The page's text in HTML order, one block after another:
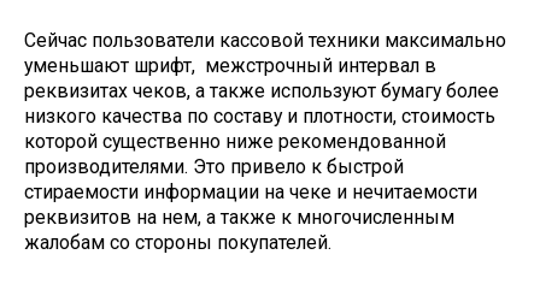
Сейчас пользователи кассовой техники максимально
уменьшают шрифт, межстрочный интервал в
реквизитах чеков, а также используют бумагу более
низкого качества по составу и плотности, стоимость
которой существенно ниже рекомендованной
производителями. Это привело к быстрой
стираемости информации на чеке и нечитаемости
реквизитов на нем, а также к многочисленным
жалобам со стороны покупателей.